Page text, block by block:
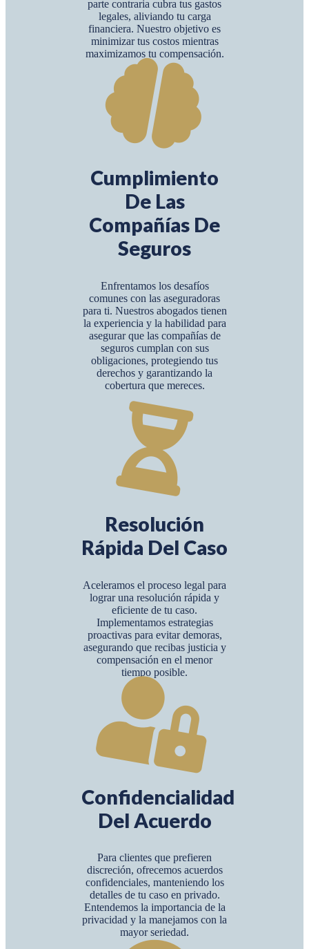
parte contraria cubra tus gastos
legales, aliviando tu carga
financiera. Nuestro objetivo es
minimizar tus costos mientras
maximizamos tu compensación.
Cumplimiento
De Las
Compañías De
Seguros
Enfrentamos los desafíos
comunes con las aseguradoras
para ti. Nuestros abogados tienen
la experiencia y la habilidad para
asegurar que las compañías de
seguros cumplan con sus
obligaciones, protegiendo tus
derechos y garantizando la
cobertura que mereces.
Resolución
Rápida Del Caso
Aceleramos el proceso legal para
lograr una resolución rápida y
eficiente de tu caso.
Implementamos estrategias
proactivas para evitar demoras,
asegurando que recibas justicia y
compensación en el menor
tiempo posible.
Confidencialidad
Del Acuerdo
Para clientes que prefieren
discreción, ofrecemos acuerdos
confidenciales, manteniendo los
detalles de tu caso en privado.
Entendemos la importancia de la
privacidad y la manejamos con la
mayor seriedad.